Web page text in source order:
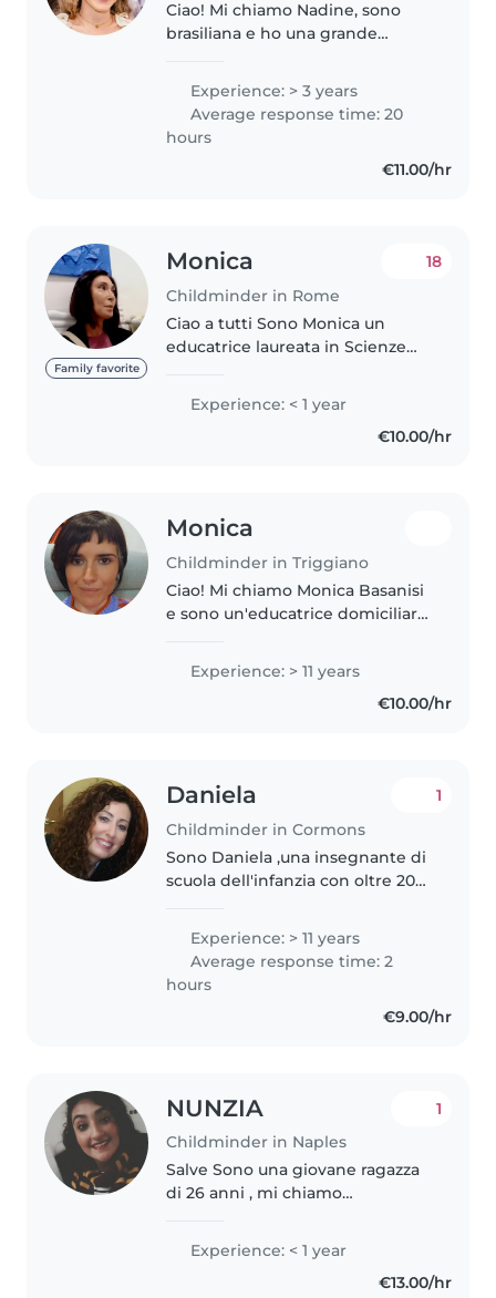
Ciao! Mi chiamo Nadine, sono
brasiliana e ho una grande
bambini. In Brasile ho avuto la
meravigliosa opportunità di
prendermi cura dei figli di mia..
Experience: > 3 years
Average response time: 20
hours
€11.00/hr
Family favorite
Monica
Childminder in Rome
18
Ciao a tutti Sono Monica un
educatrice laureata in Scienze
pregresso nel settore sportivo in
qualità di insegnante di nuoto e
motricità grazie al diploma di..
Experience: < 1 year
€10.00/hr
Monica
Childminder in Triggiano
Ciao! Mi chiamo Monica Basanisi
e sono un'educatrice domiciliare
crescita dei bambini fin dalla
primissima infanzia. Nel mio
Experience: > 11 years
€10.00/hr
Daniela
Childminder in Cormons
1
Sono Daniela ,una insegnante di
scuola dell'infanzia con oltre 20
adolescenti e amo i bambini e il
mio lavoro di maestra. Non vedo
l'ora..
Experience: > 11 years
Average response time: 2
hours
€9.00/hr
NUNZIA
Childminder in Naples
1
Salve Sono una giovane ragazza
di 26 anni , mi chiamo
di Nunzia, sono una studentessa
del Suor Orsola Benincasa ,e
studio per diventare maestra di
Experience: < 1 year
€13.00/hr